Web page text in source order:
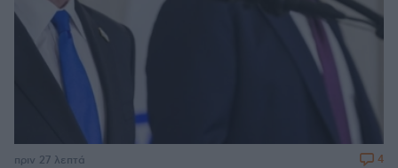
πριν 27 λεπτά 4